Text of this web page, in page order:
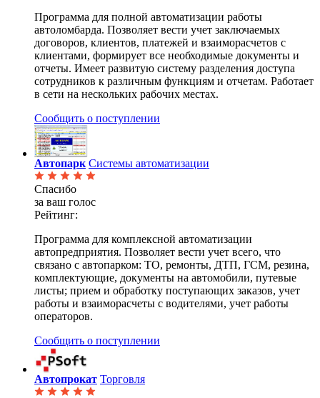
Программа для полной автоматизации работы
автоломбарда. Позволяет вести учет заключаемых
договоров, клиентов, платежей и взаиморасчетов с
клиентами, формирует все необходимые документы и
отчеты. Имеет развитую систему разделения доступа
сотрудников к различным функциям и отчетам. Работает
в сети на нескольких рабочих местах.
Сообщить о поступлении
Автопарк Системы автоматизации
Спасибо
за ваш голос
Рейтинг:
Программа для комплексной автоматизации
автопредприятия. Позволяет вести учет всего, что
связано с автопарком: ТО, ремонты, ДТП, ГСМ, резина,
комплектующие, документы на автомобили, путевые
листы; прием и обработку поступающих заказов, учет
работы и взаиморасчеты с водителями, учет работы
операторов.
Сообщить о поступлении
Автопрокат Торговля